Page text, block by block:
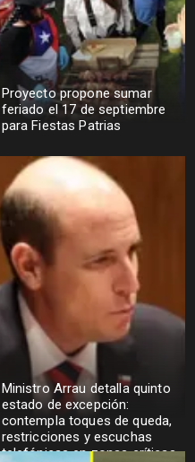
Proyecto propone sumar
feriado el 17 de septiembre
para Fiestas Patrias
Ministro Arrau detalla quinto
estado de excepción:
contempla toques de queda,
restricciones y escuchas
telefónicas en zonas críticas